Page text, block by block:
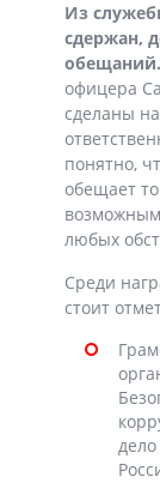
Из
сдержан,
обещаний.
офицера
сделаны
понятно,
обещает
любых
Среди
стоит